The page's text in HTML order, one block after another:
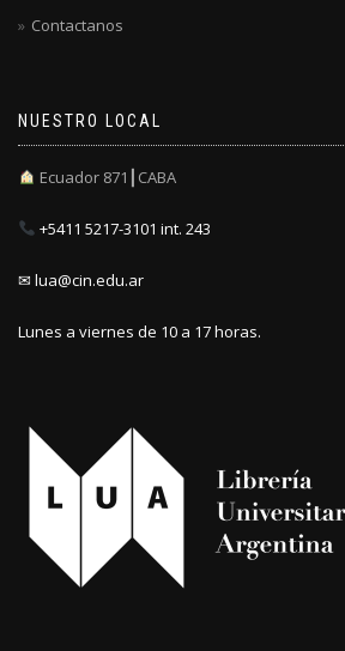
Contactanos
NUESTRO LOCAL
Ecuador 871┃CABA
+5411 5217-3101 int. 243
✉ lua@cin.edu.ar
Lunes a viernes de 10 a 17 horas.